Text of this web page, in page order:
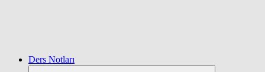
Ders Notları